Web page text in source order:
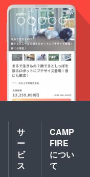
サ
ー
ビ
ス
CAMP
FIRE
につい
て